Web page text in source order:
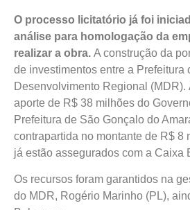
O processo licitatório já foi
análise para homologação da
realizar a obra. A construção da
de investimentos entre a Prefeitura
Desenvolvimento Regional (MDR).
aporte de R$ 38 milhões do
Prefeitura de São Gonçalo do
contrapartida no montante de R$ 8
já estão assegurados com a Caixa
Os recursos foram garantidos na
do MDR, Rogério Marinho (PL),